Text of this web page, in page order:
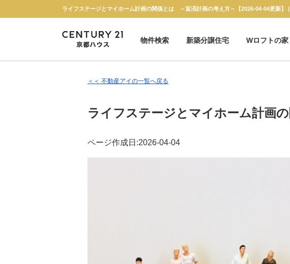
物件検索
新築分譲住宅 Wロフトの家
＜＜ 不動産アイの一覧へ戻る
ライフステージとマイホーム計画
ページ作成日:2026-04-04